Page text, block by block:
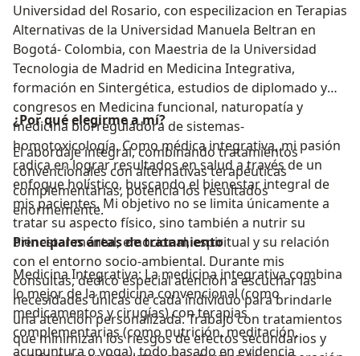
Universidad del Rosario, con especilizacion en Terapias
Alternativas de la Universidad Manuela Beltran en
Bogotá- Colombia, con Maestria de la Universidad
Tecnologia de Madrid en Medicina Integrativa,
formación en Sintergética, estudios de diplomado y
congresos en Medicina funcional, naturopatía y
medicina biorreguladora de sistemas-
homotoxicología. Como médica integrativa, mi pasión
radica en lograr resultados en salud a través de un
enfoque holístico, buscando el bienestar integral de
mis pacientes. Mi objetivo no se limita únicamente a
tratar su aspecto físico, sino también a nutrir su
bienestar mental, emocional, espiritual y su relación
con el entorno socio-ambiental. Durante mis
consultas, dedico especial atención a escuchar las
necesidades únicas de cada individuo para brindarle
una atención personalizada. Trabajo con tratamientos
que minimizan los riesgos de efectos secundarios y
¿Por qué elegirme a mí?
El abordaje integral, combinando tratamientos
convencionales con alternativas terapéuticas
complementarias, potencia los resultados
enormemente.
Principales áreas de tratamiento
Medicina Integrativa: La medicina integrativa combina
lo mejor de la medicina convencional (como
medicamentos y cirugías) con terapias
complementarias (como nutrición, meditación,
acupuntura o yoga), todo basado en evidencia